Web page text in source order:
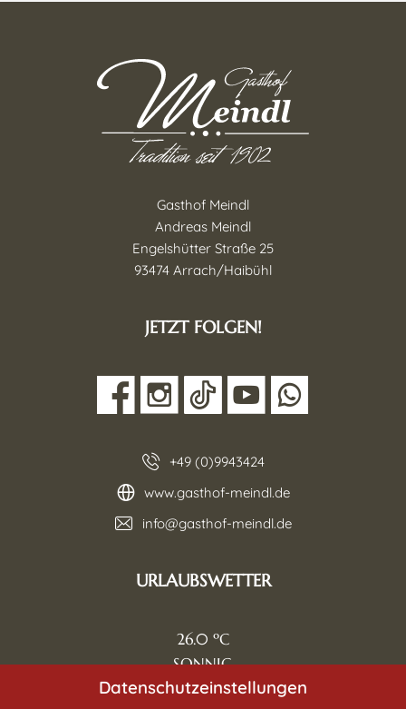
Datenschutzeinstellungen
Gasthof Meindl
Andreas Meindl
Engelshütter Straße 25
93474 Arrach/Haibühl
JETZT FOLGEN!
+49 (0)9943424
www.gasthof-meindl.de
info@gasthof-meindl.de
URLAUBSWETTER
26.0
SONNIG